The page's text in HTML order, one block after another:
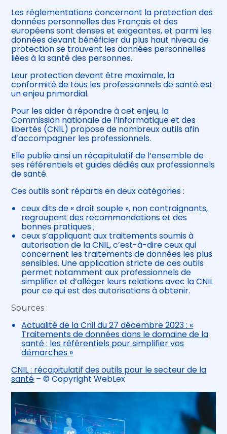
Les réglementations concernant la protection des
données personnelles des Français et des
européens sont denses et exigeantes, et parmi les
données devant bénéficier du plus haut niveau de
protection se trouvent les données personnelles
liées à la santé des personnes.
Leur protection devant être maximale, la
conformité de tous les professionnels de santé est
un enjeu primordial.
Pour les aider à répondre à cet enjeu, la
Commission nationale de l’informatique et des
libertés (CNIL) propose de nombreux outils afin
d’accompagner les professionnels.
Elle publie ainsi un récapitulatif de l’ensemble de
ses référentiels et guides dédiés aux professionnels
de santé.
Ces outils sont répartis en deux catégories :
ceux dits de « droit souple », non contraignants,
regroupant des recommandations et des
bonnes pratiques ;
ceux s’appliquant aux traitements soumis à
autorisation de la CNIL, c’est-à-dire ceux qui
concernent les traitements de données les plus
sensibles. Une application stricte de ces outils
permet notamment aux professionnels de
simplifier et d’alléger leurs relations avec la CNIL
pour ce qui est des autorisations à obtenir.
Sources :
Actualité de la Cnil du 27 décembre 2023 : «
Traitements de données dans le domaine de la
santé : les référentiels pour simplifier vos
démarches »
CNIL : récapitulatif des outils pour le secteur de la
santé – © Copyright WebLex